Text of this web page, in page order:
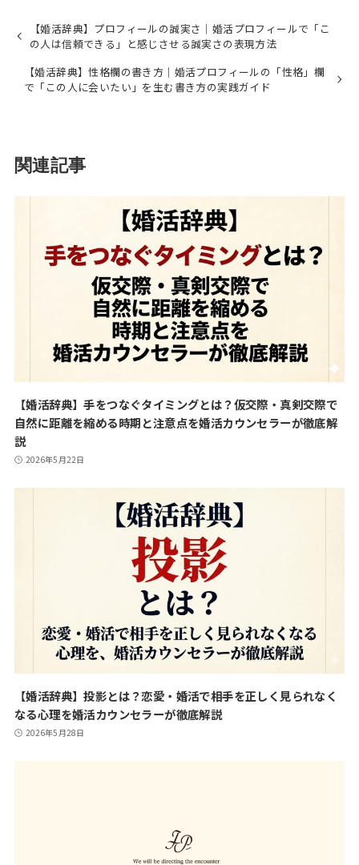
【婚活辞典】プロフィールの誠実さ｜婚活プロフィールで「こ
の人は信頼できる」と感じさせる誠実さの表現方法
【婚活辞典】性格欄の書き方｜婚活プロフィールの「性格」欄
で「この人に会いたい」を生む書き方の実践ガイド
関連記事
【婚活辞典】手をつなぐタイミングとは？仮交際・真剣交際で
自然に距離を縮める時期と注意点を婚活カウンセラーが徹底解
説
2026年5月22日
【婚活辞典】投影とは？恋愛・婚活で相手を正しく見られなく
なる心理を婚活カウンセラーが徹底解説
2026年5月28日